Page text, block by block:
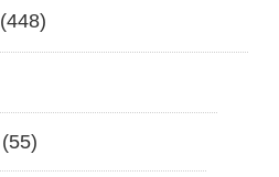
(448)
(55)